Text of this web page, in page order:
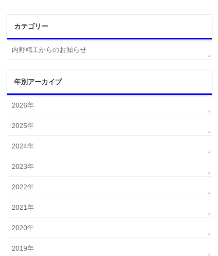
カテゴリー
内野精工からのお知らせ
年別アーカイブ
2026年
2025年
2024年
2023年
2022年
2021年
2020年
2019年